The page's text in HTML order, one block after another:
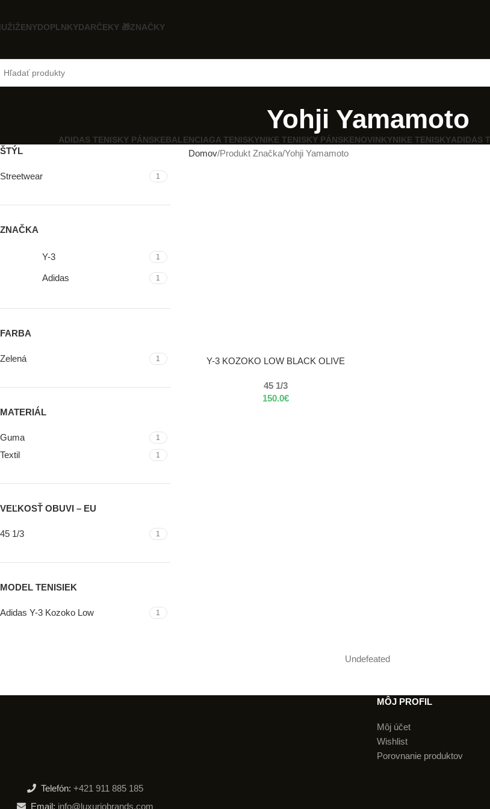
ŽENYDOPLNKYDARČEKY 🎁ZNAČKY
Yohji Yamamoto
ADIDAS TENISKY PÁNSKEBALENCIAGA TENISKYNIKE TENISKY PÁNSKENOVINKYNIKE TENISKYADIDAS
ŠTÝL
Streetwear 1
ZNAČKA
Y-3 1
Adidas 1
FARBA
Zelená 1
MATERIÁL
Guma 1
Textil 1
VEĽKOSŤ OBUVI – EU
45 1/3 1
MODEL TENISIEK
Adidas Y-3 Kozoko Low 1
Domov Produkt Značka Yohji Yamamoto
VÝBER MOŽNOSTÍ
Y-3 KOZOKO LOW BLACK OLIVE
45 1/3
150.0€
Undefeated
Telefón: +421 911 885 185
Email: info@luxuriobrands.com
MÔJ PROFIL
Môj účet
Wishlist
Porovnanie produktov